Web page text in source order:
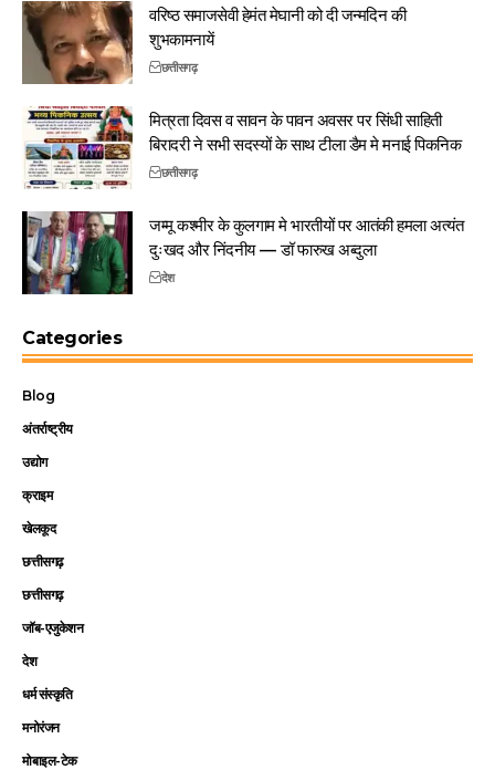
वरिष्ठ समाजसेवी हेमंत मेघानी को दी जन्मदिन की
शुभकामनायें
छत्तीसगढ़
मित्रता दिवस व सावन के पावन अवसर पर सिंधी साहिती
बिरादरी ने सभी सदस्यों के साथ टीला डैम मे मनाई पिकनिक
छत्तीसगढ़
जम्मू कश्मीर के कुलगाम मे भारतीयों पर आतंकी हमला अत्यंत
दुःखद और निंदनीय — डॉ फारुख अब्दुला
देश
Categories
Blog
अंतर्राष्ट्रीय
उद्योग
क्राइम
खेलकूद
छत्तीसगढ़
छत्तीसगढ़
जॉब-एजुकेशन
देश
धर्म संस्कृति
मनोरंजन
मोबाइल-टेक